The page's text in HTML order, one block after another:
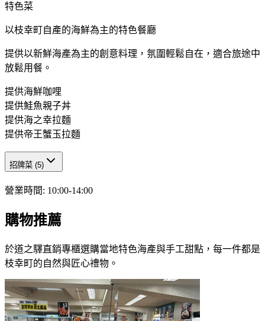
特色菜
以枝幸町自產的海鮮為主的特色餐廳
提供以新鮮海產為主的創意料理，氛圍輕鬆自在，適合旅途中
放鬆用餐。
提供海鮮咖哩
提供鮭魚親子丼
提供海之幸拉麵
提供帝王蟹玉拉麵
招牌菜 (5)
營業時間: 10:00-14:00
購物推薦
於道之驛直銷專櫃選購當地特色海產與手工甜點，每一件都是
枝幸町的自然與匠心禮物。